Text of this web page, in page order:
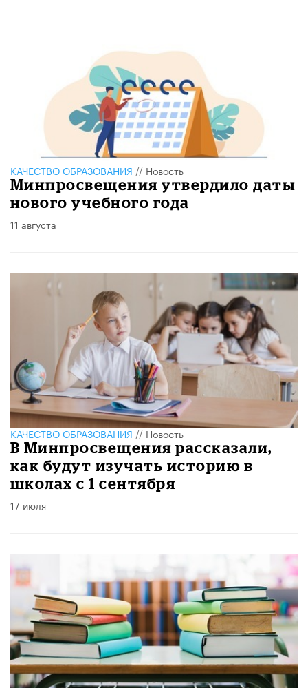
КАЧЕСТВО ОБРАЗОВАНИЯ // Новость
Минпросвещения утвердило даты
нового учебного года
11 августа
КАЧЕСТВО ОБРАЗОВАНИЯ//Новость
В Минпросвещения рассказали,
как будут изучать историю в
школах с 1 сентября
17 июля